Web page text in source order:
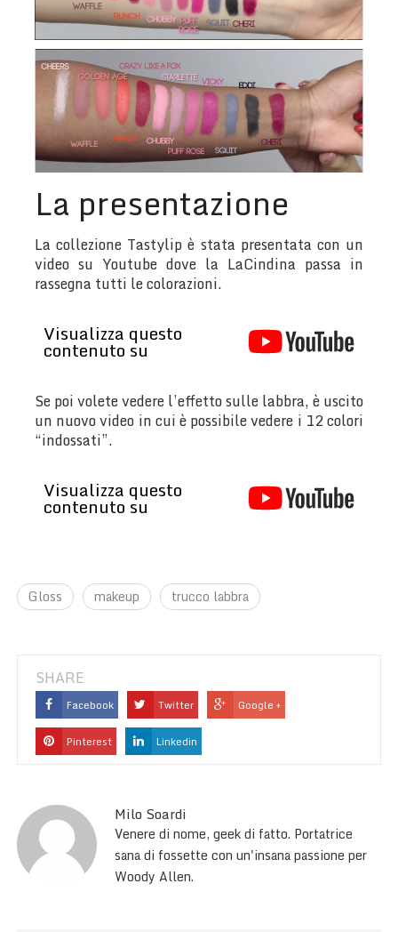
La presentazione
La collezione Tastylip è stata presentata con un
video su Youtube dove la LaCindina passa in
rassegna tutti le colorazioni.
Visualizza questo
contenuto su
Se poi volete vedere l’effetto sulle labbra, è uscito
un nuovo video in cui è possibile vedere i 12 colori
“indossati”.
Visualizza questo
contenuto su
Gloss makeup trucco labbra
SHARE
Facebook Twitter Google +
Pinterest Linkedin
Milo Soardi
Venere di nome, geek di fatto. Portatrice
sana di fossette con un'insana passione per
Woody Allen.